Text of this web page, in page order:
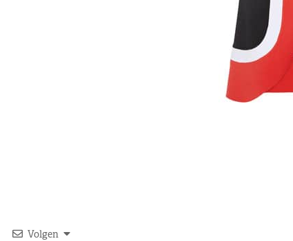
Volgen